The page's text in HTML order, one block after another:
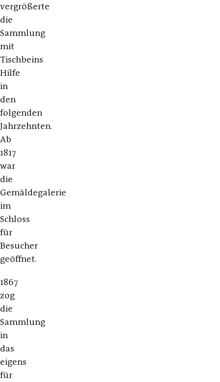
vergrößerte
die
Sammlung
mit
Tischbeins
Hilfe
in
den
folgenden
Jahrzehnten.
Ab
1817
war
die
Gemäldegalerie
im
Schloss
für
Besucher
geöffnet.
1867
zog
die
Sammlung
in
das
eigens
für